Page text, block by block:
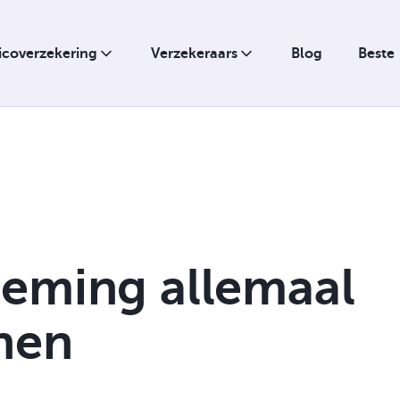
Uitkering bij overlijden
Verzekeraars Blog Beste
allemaal